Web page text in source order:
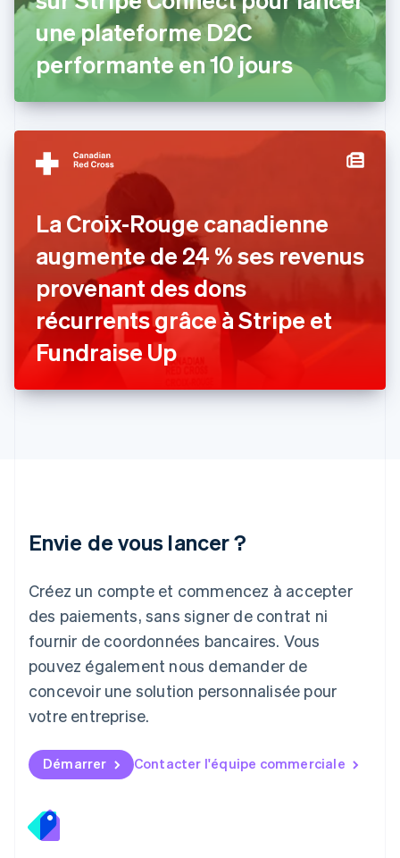
une plateforme D2C
performante en 10 jours
La Croix-Rouge canadienne
augmente de 24 % ses revenus
provenant des dons
récurrents grâce à Stripe et
Fundraise Up
Envie de vous lancer ?
Créez un compte et commencez à accepter
des paiements, sans signer de contrat ni
fournir de coordonnées bancaires. Vous
pouvez également nous demander de
concevoir une solution personnalisée pour
votre entreprise.
Démarrer Contacter l'équipe commerciale
Émirats arabes unis
English
Espagne
EspañolEnglish
English
États-Unis
Finlande
Svenska
Français English
Gibraltar
English
Grèce
English
Hongrie
English
English
English
Deutsch English
Luxembourg
FrançaisDeutsch English
Malaisie
English 简体中文
Malte
English
EspañolEnglish
English
Nouvelle-Zélande
Pays-Bas
Nederlands